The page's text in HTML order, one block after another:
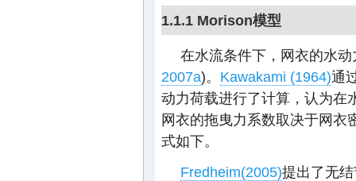
1.1.1 Morison模型
在水流条件下，网衣的水
2007a)。 Kawakami (1964)通
动力荷载进行了计算，认为在
网衣的拖曳力系数取决于网衣
式如下。
Fredheim(2005)提出了无